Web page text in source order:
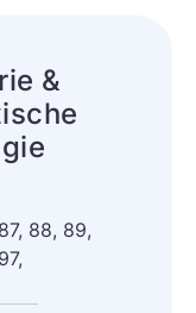
&
88, 89,